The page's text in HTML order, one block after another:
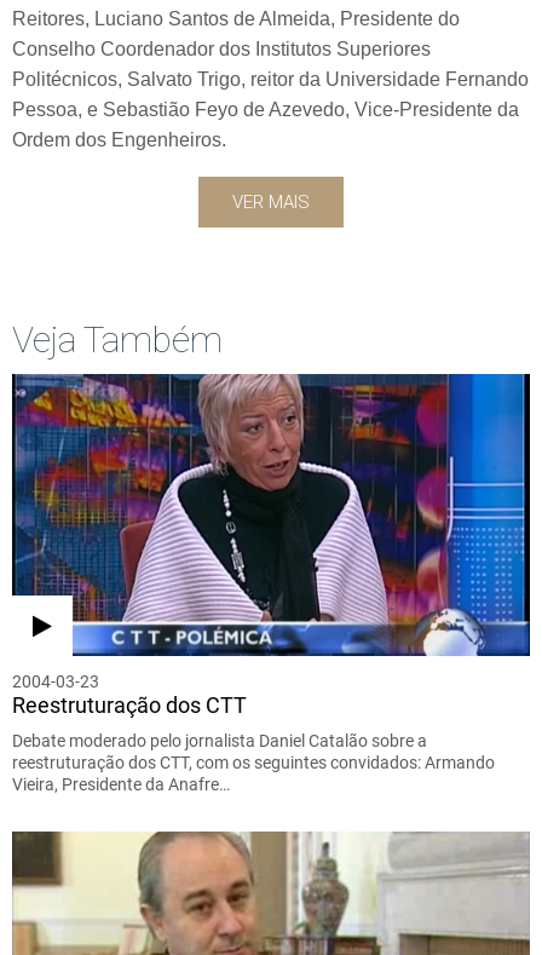
Reitores, Luciano Santos de Almeida, Presidente do
Conselho Coordenador dos Institutos Superiores
Politécnicos, Salvato Trigo, reitor da Universidade Fernando
Pessoa, e Sebastião Feyo de Azevedo, Vice-Presidente da
Ordem dos Engenheiros.
VER MAIS
Veja Também
2004-03-23
Reestruturação dos CTT
Debate moderado pelo jornalista Daniel Catalão sobre a
reestruturação dos CTT, com os seguintes convidados: Armando
Vieira, Presidente da Anafre…